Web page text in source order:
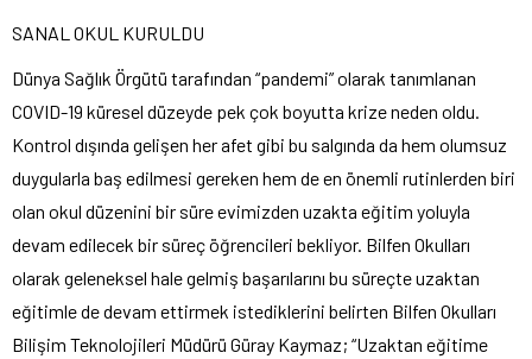
SANAL OKUL KURULDU
Dünya Sağlık Örgütü tarafından “pandemi” olarak tanımlanan
COVID-19 küresel düzeyde pek çok boyutta krize neden oldu.
Kontrol dışında gelişen her afet gibi bu salgında da hem olumsuz
duygularla baş edilmesi gereken hem de en önemli rutinlerden biri
olan okul düzenini bir süre evimizden uzakta eğitim yoluyla
devam edilecek bir süreç öğrencileri bekliyor. Bilfen Okulları
olarak geleneksel hale gelmiş başarılarını bu süreçte uzaktan
eğitimle de devam ettirmek istediklerini belirten Bilfen Okulları
Bilişim Teknolojileri Müdürü Güray Kaymaz; “Uzaktan eğitime